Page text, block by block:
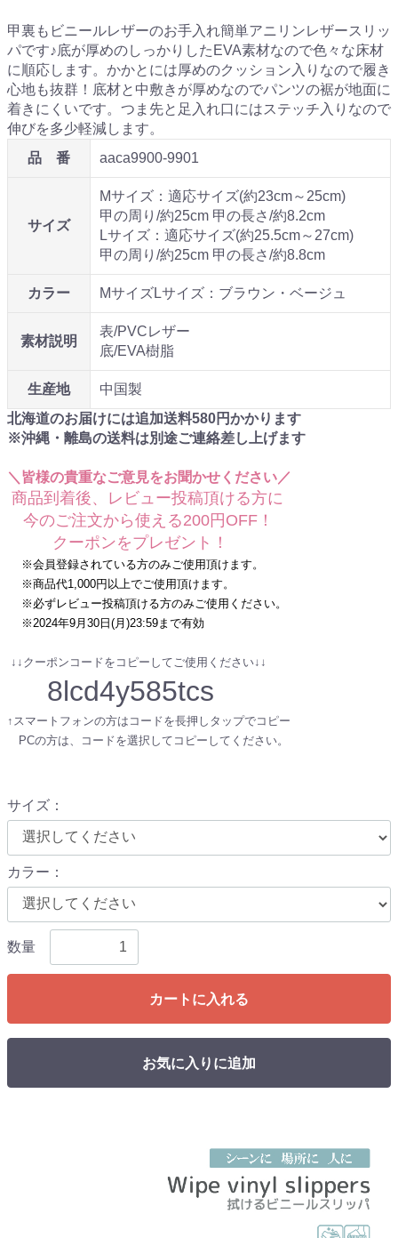
甲裏もビニールレザーのお手入れ簡単アニリンレザースリッ
パです♪底が厚めのしっかりしたEVA素材なので色々な床材
に順応します。かかとには厚めのクッション入りなので履き
心地も抜群！底材と中敷きが厚めなのでパンツの裾が地面に
着きにくいです。つま先と足入れ口にはステッチ入りなので
伸びを多少軽減します。
品 番
aaca9900-9901
サイズ
Mサイズ：適応サイズ(約23cm～25cm)
甲の周り/約25cm 甲の長さ/約8.2cm
Lサイズ：適応サイズ(約25.5cm～27cm)
甲の周り/約25cm 甲の長さ/約8.8cm
カラー MサイズLサイズ：ブラウン・ベージュ
素材説明
表/PVCレザー
底/EVA樹脂
生産地
中国製
北海道のお届けには追加送料580円かかります
※沖縄・離島の送料は別途ご連絡差し上げます
＼皆様の貴重なご意見をお聞かせください／
商品到着後、レビュー投稿頂ける方に
今のご注文から使える200円OFF！
クーポンをプレゼント！
※会員登録されている方のみご使用頂けます。
※商品代1,000円以上でご使用頂けます。
※必ずレビュー投稿頂ける方のみご使用ください。
※2024年9月30日(月)23:59まで有効
↓↓クーポンコードをコピーしてご使用ください↓↓
8lcd4y585tcs
↑スマートフォンの方はコードを長押しタップでコピー
PCの方は、コードを選択してコピーしてください。
サイズ ：
カラー ：
数量
カートに入れる
お気に入りに追加